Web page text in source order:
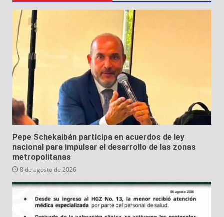
Pepe Schekaibán participa en acuerdos de ley
nacional para impulsar el desarrollo de las zonas
metropolitanas
8 de agosto de 2026